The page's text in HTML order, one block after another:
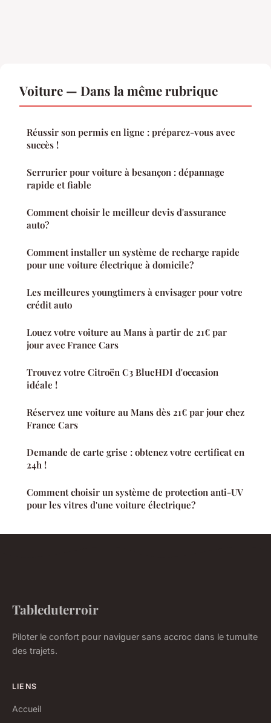
Voiture — Dans la même rubrique
Réussir son permis en ligne : préparez-vous avec
succès !
Serrurier pour voiture à besançon : dépannage
rapide et fiable
Comment choisir le meilleur devis d'assurance
auto?
Comment installer un système de recharge rapide
pour une voiture électrique à domicile?
Les meilleures youngtimers à envisager pour votre
crédit auto
Louez votre voiture au Mans à partir de 21€ par
jour avec France Cars
Trouvez votre Citroën C3 BlueHDI d'occasion
idéale !
Réservez une voiture au Mans dès 21€ par jour chez
France Cars
Demande de carte grise : obtenez votre certificat en
24h !
Comment choisir un système de protection anti-UV
pour les vitres d'une voiture électrique?
Tableduterroir
Piloter le confort pour naviguer sans accroc dans le tumulte
des trajets.
LIENS
Accueil